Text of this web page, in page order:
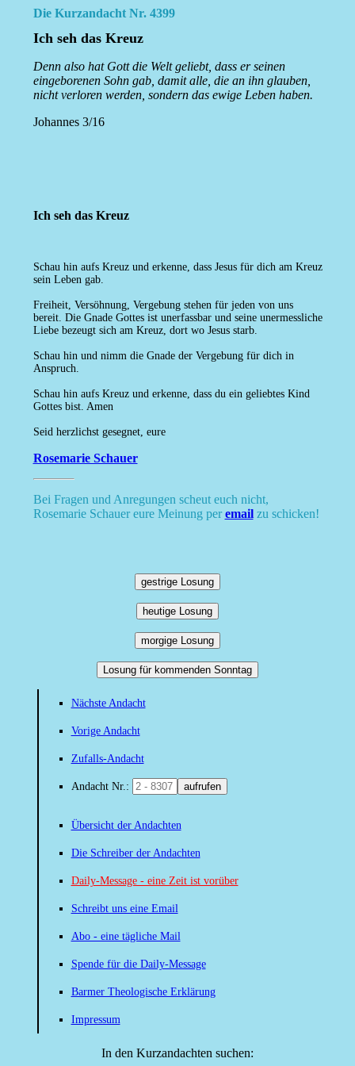
Die Kurzandacht Nr. 4399
Ich seh das Kreuz
Denn also hat Gott die Welt geliebt, dass er seinen
eingeborenen Sohn gab, damit alle, die an ihn glauben,
nicht verloren werden, sondern das ewige Leben haben.
Johannes 3/16
Ich seh das Kreuz
Schau hin aufs Kreuz und erkenne, dass Jesus für dich am Kreuz
sein Leben gab.
Freiheit, Versöhnung, Vergebung stehen für jeden von uns
bereit. Die Gnade Gottes ist unerfassbar und seine unermessliche
Liebe bezeugt sich am Kreuz, dort wo Jesus starb.
Schau hin und nimm die Gnade der Vergebung für dich in
Anspruch.
Schau hin aufs Kreuz und erkenne, dass du ein geliebtes Kind
Gottes bist. Amen
Seid herzlichst gesegnet, eure
Rosemarie Schauer
Bei Fragen und Anregungen scheut euch nicht,
Rosemarie Schauer eure Meinung peremailzu schicken!
gestrige Losung
heutige Losung
morgige Losung
Losung für kommenden Sonntag
Nächste Andacht
Vorige Andacht
Zufalls-Andacht
Andacht Nr.: aufrufen
Übersicht der Andachten
Die Schreiber der Andachten
Daily-Message - eine Zeit ist vorüber
Schreibt uns eine Email
Abo - eine tägliche Mail
Spende für die Daily-Message
Barmer Theologische Erklärung
Impressum
In den Kurzandachten suchen: